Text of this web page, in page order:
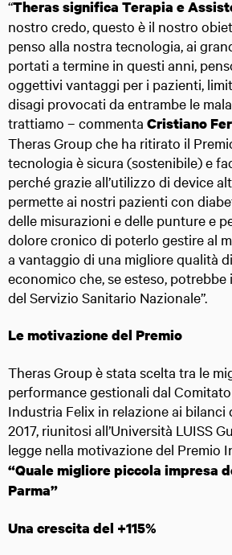
“Theras significa Terapia e
nostro credo, questo è il nostro
penso alla nostra tecnologia, ai
portati a termine in questi anni,
oggettivi vantaggi per i pazienti,
disagi provocati da entrambe le
trattiamo – commenta Cristiano
Theras Group che ha ritirato il
tecnologia è sicura (sostenibile) e
perché grazie all’utilizzo di device
permette ai nostri pazienti con
delle misurazioni e delle punture e
dolore cronico di poterlo gestire al
a vantaggio di una migliore qualità
economico che, se esteso,
del Servizio Sanitario Nazionale”.
Le motivazione del Premio
Theras Group è stata scelta tra le
performance gestionali dal
Industria Felix in relazione ai bilanci
2017, riunitosi all’Università LUISS
legge nella motivazione del Premio
“Quale migliore piccola impresa
Parma”
Una crescita del +115%